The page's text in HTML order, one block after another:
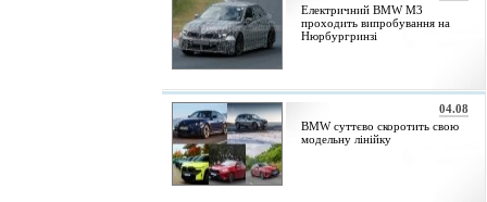
Електричний BMW M3
проходить випробування на
Нюрбургринзі
04.08
BMW суттєво скоротить свою
модельну лінійку